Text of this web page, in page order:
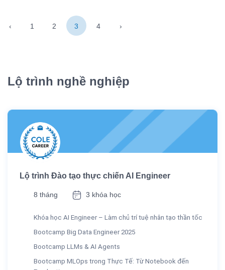
‹ 1 2 3 4 ›
Lộ trình nghề nghiệp
Lộ trình Đào tạo thực chiến AI Engineer
8 tháng 3 khóa học
Khóa học AI Engineer – Làm chủ trí tuệ nhân tạo thần tốc
Bootcamp Big Data Engineer 2025
Bootcamp LLMs & AI Agents
Bootcamp MLOps trong Thực Tế: Từ Notebook đến